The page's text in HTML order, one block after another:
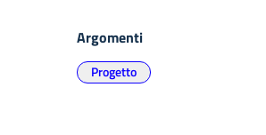
Argomenti
Progetto